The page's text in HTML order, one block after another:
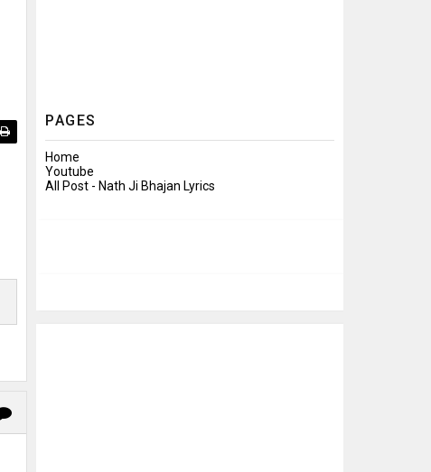
PAGES
Home
Youtube
All Post - Nath Ji Bhajan Lyrics